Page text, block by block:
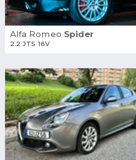
Alfa Romeo Spider
2.2 JTS 16V